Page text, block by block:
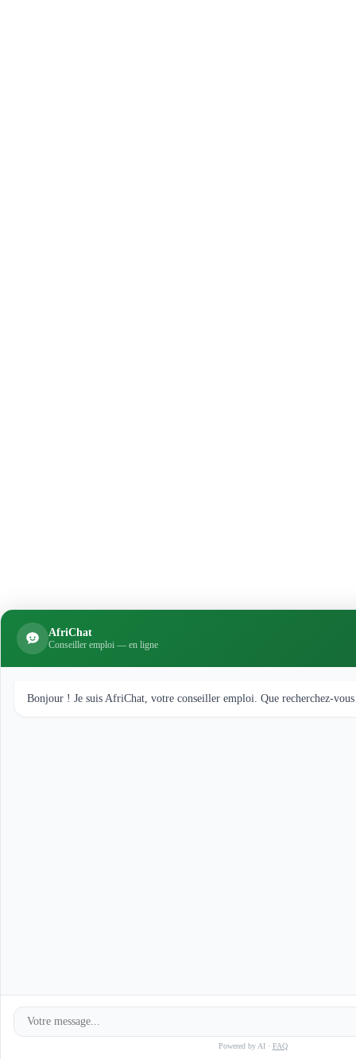
AfriChat
Conseiller emploi — en ligne
Bonjour ! Je suis AfriChat, votre conseiller emploi. Que recherchez-
Powered by AI · FAQ